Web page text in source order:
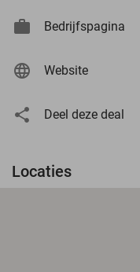
Bedrijfspagina
Website
Deel deze deal
Locaties